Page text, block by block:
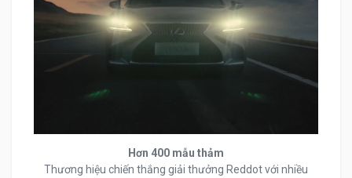
Hơn 400 mẫu thảm
Thương hiệu chiến thắng giải thưởng Reddot với nhiều